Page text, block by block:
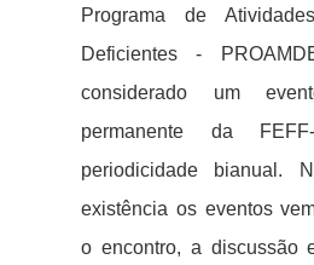
Programa de
Deficientes -
considerado um
permanente da
periodicidade bianual.
existência os eventos
o encontro, a discussão